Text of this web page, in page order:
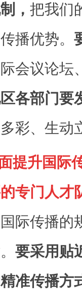
， 把我们
播优势。
会议论坛
各部门要
彩、生动
提升国际
专门人才
际传播的
要采用贴
准传播方